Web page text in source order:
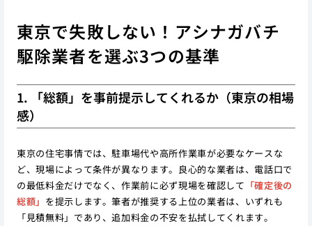
東京で失敗しない！アシナガバチ
駆除業者を選ぶ3つの基準
1. 「総額」を事前提示してくれるか（東京の相場
感）
東京の住宅事情では、駐車場代や高所作業車が必要なケースな
ど、現場によって条件が異なります。良心的な業者は、電話口で
の最低料金だけでなく、作業前に必ず現場を確認して 「確定後の
総額」 を提示します。筆者が推奨する上位の業者は、いずれも
「見積無料」であり、追加料金の不安を払拭してくれます。